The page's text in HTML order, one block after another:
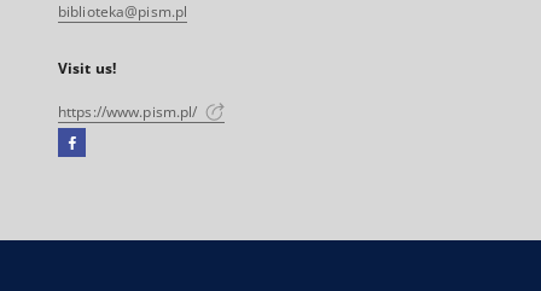
biblioteka@pism.pl
Visit us!
https://www.pism.pl/
Facebook
open